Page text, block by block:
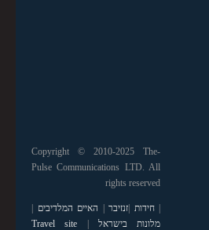
Copyright © 2010-2025 The-
Pulse Communications LTD. All
rights reserved
|חידות |זנזיבר | האיים המלדיבים |
מלונות בישראל |
Travel site